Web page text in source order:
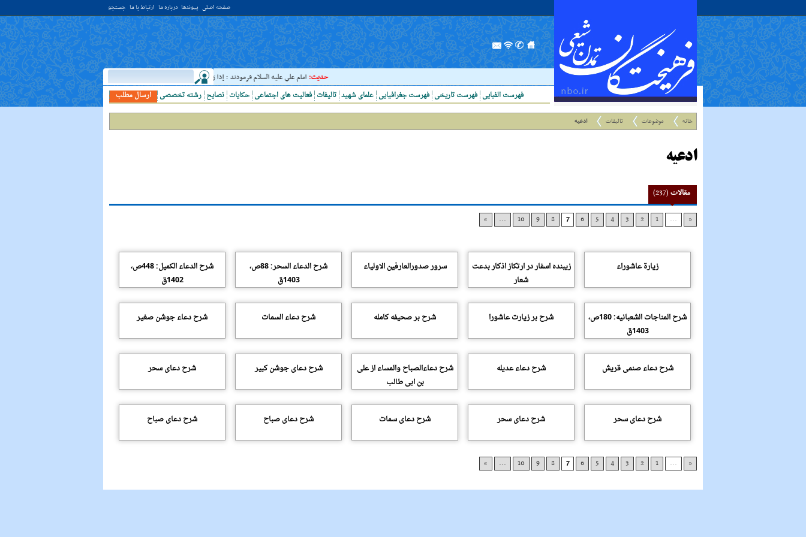
صفحه اصلی پیوندها درباره ما ارتباط با ما جستجو
حدیث:امام علي عليه السلام فرمودند : إذا رَأيتَ عالِما فَکُن لَهُ خادِما ؛ هرگاه دانشمندى ديدى، به او خدمت کن. ( غررالحکم ح ۴۰۴۴ )
ارسال مطلب
رشته تخصصی نصایح حکایات فعالیت های اجتماعی تالیفات علمای شهید فهرست جغرافیایی فهرست تاریخی فهرست الفبایی
خانه موضوعات تالیفات ادعیه
ادعیه
مقالات(237)
«
...
1
2
3
4
5
6
7
8
9
10
...
»
زیارة عاشوراء
زیبنده اسفار در ارتکاز اذکار بدعت
شعار
سرور صدورالعارفین الاولیاء
شرح الدعاء السحر: 88ص،
1403ق
شرح الدعاء الکمیل: 448ص،
1402ق
شرح المناجات الشعبانیه: 180ص،
1403ق
شرح بر زیارت عاشورا شرح بر صحیفه کامله شرح دعاء السمات شرح دعاء جوشن صغیر
شرح دعاء صنمى قریش شرح دعاء عدیله
شرح دعاءالصباح والمساء از على
بن ابى طالب
شرح دعاى جوشن کبیر شرح دعاى سحر
شرح دعاى سحر شرح دعاى سحر شرح دعاى سمات شرح دعاى صباح شرح دعاى صباح
«
...
1
2
3
4
5
6
7
8
9
10
...
»